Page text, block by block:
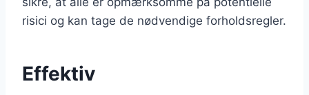
risici og kan tage de nødvendige forholdsregler.
Effektiv